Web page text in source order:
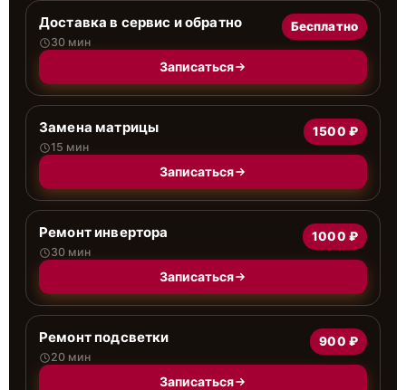
Доставка в сервис и обратно
30 мин
Бесплатно
Записаться
Замена матрицы
15 мин
1500 ₽
Записаться
Ремонт инвертора
30 мин
1000 ₽
Записаться
Ремонт подсветки
20 мин
900 ₽
Записаться